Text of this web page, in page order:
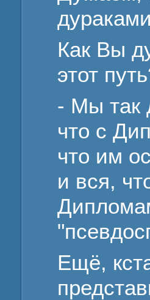
Как Вы
этот
- Мы так
что с
что им
и вся,
Ещё,